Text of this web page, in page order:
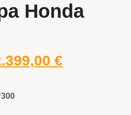
Honda
€